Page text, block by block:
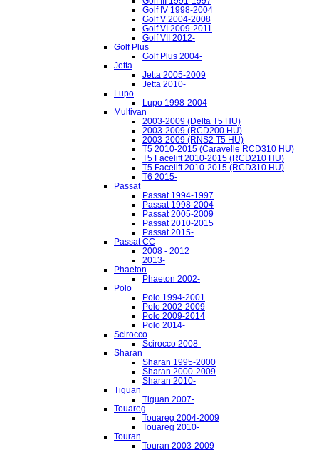
Golf IV 1998-2004
Golf V 2004-2008
Golf VI 2009-2011
Golf VII 2012-
Golf Plus
Golf Plus 2004-
Jetta
Jetta 2005-2009
Jetta 2010-
Lupo
Lupo 1998-2004
Multivan
2003-2009 (Delta T5 HU)
2003-2009 (RCD200 HU)
2003-2009 (RNS2 T5 HU)
T5 2010-2015 (Caravelle RCD310 HU)
T5 Facelift 2010-2015 (RCD210 HU)
T5 Facelift 2010-2015 (RCD310 HU)
T6 2015-
Passat
Passat 1994-1997
Passat 1998-2004
Passat 2005-2009
Passat 2010-2015
Passat 2015-
Passat CC
2008 - 2012
2013-
Phaeton
Phaeton 2002-
Polo
Polo 1994-2001
Polo 2002-2009
Polo 2009-2014
Polo 2014-
Scirocco
Scirocco 2008-
Sharan
Sharan 1995-2000
Sharan 2000-2009
Sharan 2010-
Tiguan
Tiguan 2007-
Touareg
Touareg 2004-2009
Touareg 2010-
Touran
Touran 2003-2009